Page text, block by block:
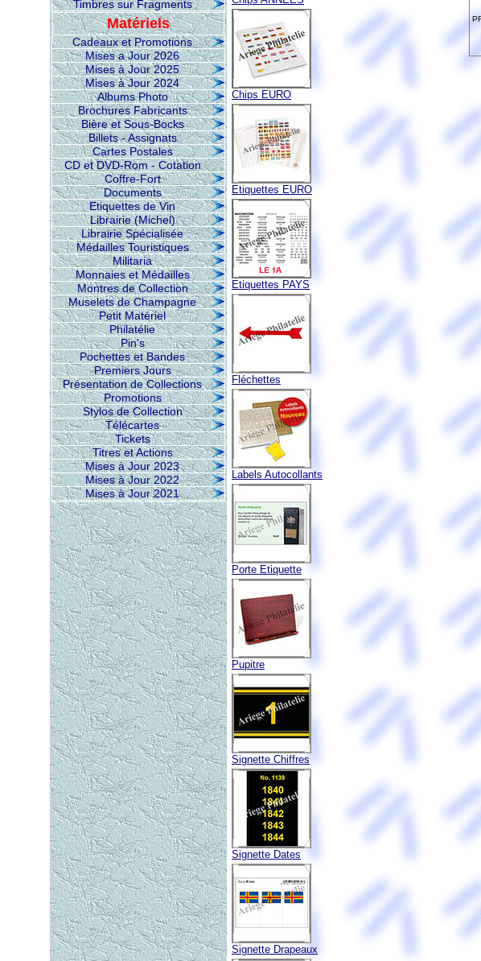
Timbres sur Fragments
Matériels
Cadeaux et Promotions
Mises a Jour 2026
Mises à Jour 2025
Mises à Jour 2024
Albums Photo
Brochures Fabricants
Bière et Sous-Bocks
Billets - Assignats
Cartes Postales
CD et DVD-Rom - Cotation
Coffre-Fort
Documents
Etiquettes de Vin
Librairie (Michel)
Librairie Spécialisée
Médailles Touristiques
Militaria
Monnaies et Médailles
Montres de Collection
Muselets de Champagne
Petit Matériel
Philatélie
Pin's
Pochettes et Bandes
Premiers Jours
Présentation de Collections
Promotions
Stylos de Collection
Télécartes
Tickets
Titres et Actions
Mises à Jour 2023
Mises à Jour 2022
Mises à Jour 2021
Chips EURO
Etiquettes EURO
Etiquettes PAYS
Fléchettes
Labels Autocollants
Porte Etiquette
Pupitre
Signette Chiffres
Signette Dates
Signette Drapeaux